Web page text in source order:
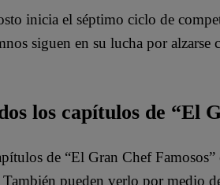
inicia el séptimo ciclo de
siguen en su lucha por alzarse
los capítulos de “El
de “El Gran Chef
También pueden verlo por medio